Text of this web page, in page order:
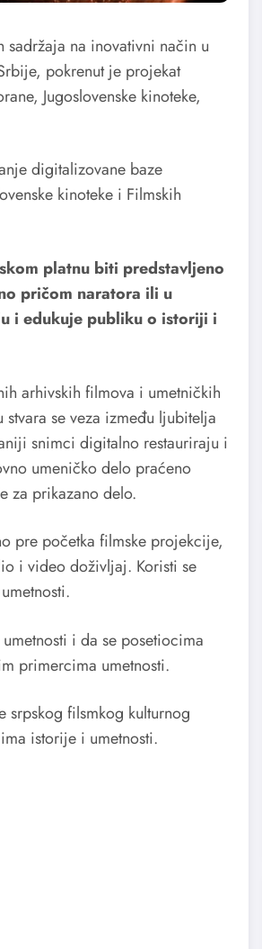
na inovativni način u
pokrenut je projekat
Jugoslovenske kinoteke,
digitalizovane baze
kinoteke i Filmskih
platnu biti predstavljeno
pričom naratora ili u
i edukuje publiku o istoriji i
arhivskih filmova i umetničkih
se veza između ljubitelja
snimci digitalno restauriraju i
umeničko delo praćeno
za prikazano delo.
pre početka filmske projekcije,
i video doživljaj. Koristi se
i da se posetiocima
primercima umetnosti.
filsmkog kulturnog
istorije i umetnosti.